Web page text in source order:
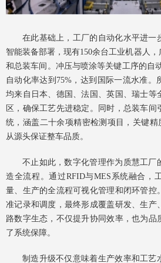
在此基础上，工厂的自动化水平进一
智能装备部署，现有150余台工业机器人
和总装车间。冲压与喷涂等关键工序的自
自动化率达到75%，达到国际一流水准。
均来自日本、德国、法国、英国、瑞士等
区，确保工艺先进稳定。同时，总装车间
统，涵盖二十余项精密检测项目，关键精
从源头保证整车品质。
不止如此，数字化管理作为质慧工厂
造全流程。通过RFID与MES系统融合，
量、生产的全流程可视化管理和闭环管控
准记录和调度，最终形成覆盖研发、生产
路数字生态，不仅提升协同效率，也为品
了系统保障。
制造升级不仅意味着生产效率和工艺